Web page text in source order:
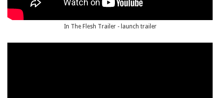
In The Flesh Trailer - launch trailer